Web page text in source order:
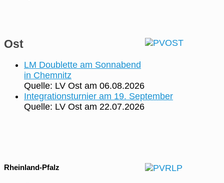
Ost
LM Doublette am Sonnabend
in Chemnitz
Quelle: LV Ost am 06.08.2026
Integrationsturnier am 19. September
Quelle: LV Ost am 22.07.2026
Rheinland-Pfalz